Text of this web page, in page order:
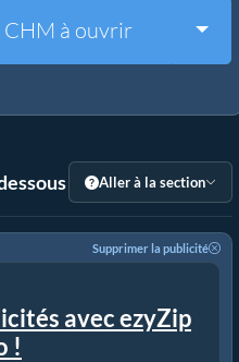
CHM à ouvrir
Aller à la section
Supprimer la publicité
avec ezyZip
!